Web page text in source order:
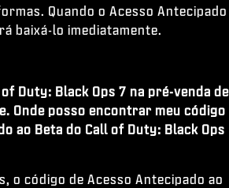
Quando o Acesso Antecipado
baixá-lo imediatamente.
Duty: Black Ops 7 na pré-venda de
Onde posso encontrar meu código
ao Beta do Call of Duty: Black Ops
o código de Acesso Antecipado ao